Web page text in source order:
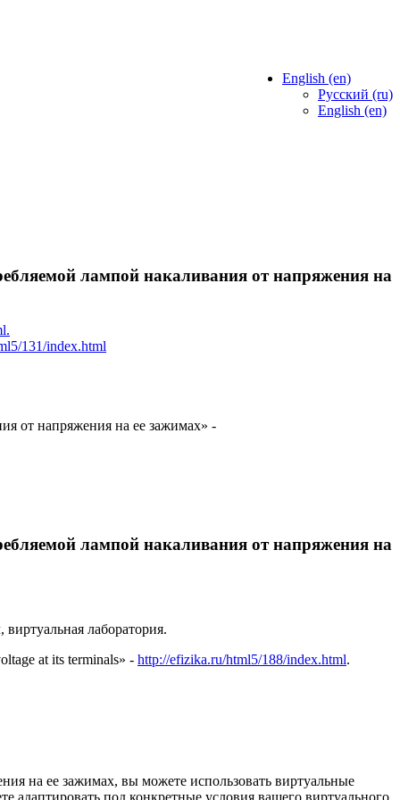
English ‎(en)‎
Русский ‎(ru)‎
English ‎(en)‎
лампой накаливания от напряжения на
131/index.html
от напряжения на ее зажимах» -
лампой накаливания от напряжения на
лаборатория.
at its terminals» - http://efizika.ru/html5/188/index.html.
на ее зажимах, вы можете использовать виртуальные
под конкретные условия вашего виртуального